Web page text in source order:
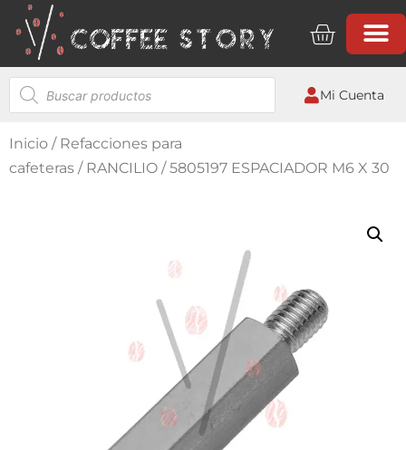
Mi Cuenta
Inicio / Refacciones para
cafeteras / RANCILIO / 5805197 ESPACIADOR M6 X 30